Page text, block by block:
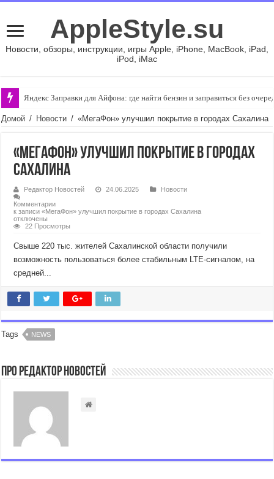
AppleStyle.su
Новости, обзоры, инструкции, игры Apple, iPhone, MacBook, iPad,
iPod, iMac
Яндекс Заправки для Айфона: где найти бензин и заправиться без
Домой / Новости / «МегаФон» улучшил покрытие в городах Сахалина
«МегаФон» улучшил покрытие в городах
Сахалина
Редактор Новостей 24.06.2025
Новости
Комментарии
к записи «МегаФон» улучшил покрытие в городах Сахалина
отключены
22 Просмотры
Свыше 220 тыс. жителей Сахалинской области получили
возможность пользоваться более стабильным LTE-сигналом, на
средней...
Tags NEWS
Про Редактор Новостей